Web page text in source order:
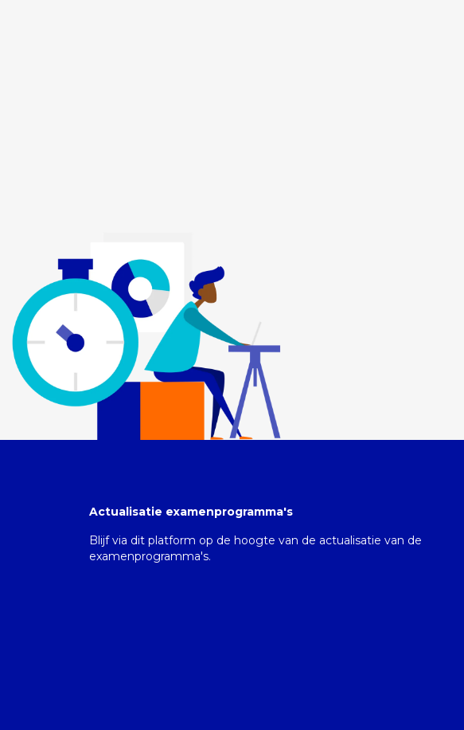
Actualisatie examenprogramma's
Blijf via dit platform op de hoogte van de actualisatie van de
examenprogramma's.